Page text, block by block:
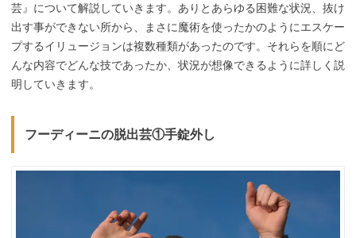
芸』について解説していきます。ありとあらゆる困難な状況、抜け
出す事ができない所から、まさに魔術を使ったかのようにエスケー
プするイリュージョンは複数種類があったのです。それらを順にど
んな内容でどんな技であったか、状況が想像できるように詳しく説
明していきます。
フーディーニの脱出芸①手錠外し